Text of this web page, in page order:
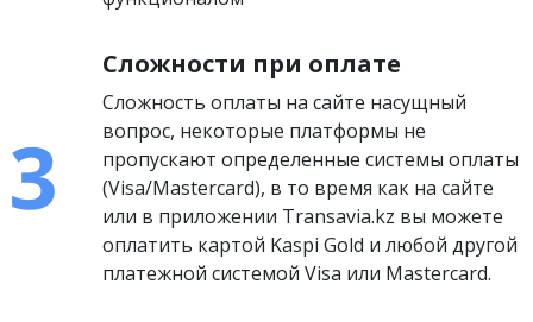
Сложности при оплате
Сложность оплаты на сайте насущный
вопрос, некоторые платформы не
пропускают определенные системы оплаты
(Visa/Mastercard), в то время как на сайте
или в приложении Transavia.kz вы можете
оплатить картой Kaspi Gold и любой другой
платежной системой Visa или Mastercard.